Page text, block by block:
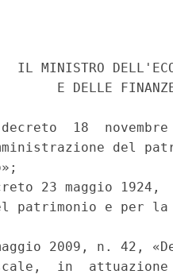
IL MINISTRO
E DELLE
18
del
23 maggio 1924,
patrimonio e per
2009, n. 42,
in